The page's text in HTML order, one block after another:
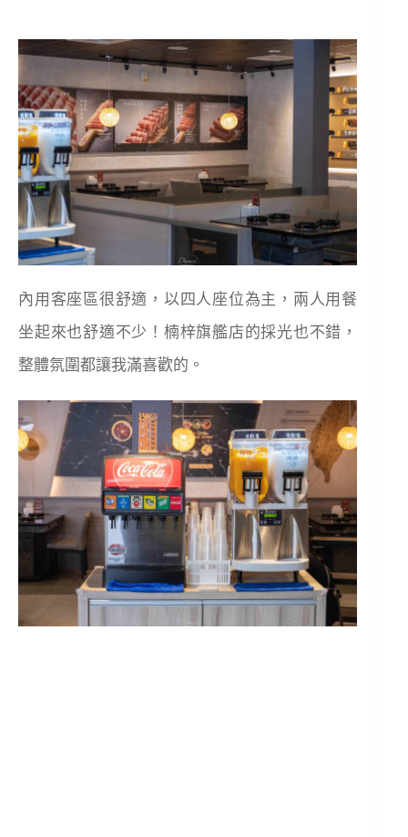
內用客座區很舒適，以四人座位為主，兩人用餐
坐起來也舒適不少！楠梓旗艦店的採光也不錯，
整體氛圍都讓我滿喜歡的。